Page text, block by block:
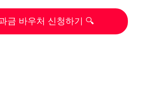
금 바우처 신청하기 🔍